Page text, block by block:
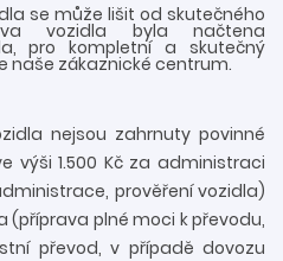
se může lišit od skutečného
vozidla byla načtena
pro kompletní a skutečný
naše zákaznické centrum.
nejsou zahrnuty povinné
výši 1.500 Kč za administraci
prověření vozidla)
(příprava plné moci k převodu,
převod, v případě dovozu